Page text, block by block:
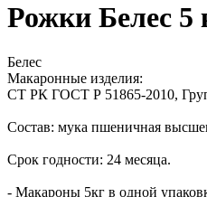
Рожки Белес 5
Белес
Макаронные изделия:
СТ РК ГОСТ Р 51865-2010,
Состав: мука пшеничная
Срок годности: 24 месяца.
- Макароны 5кг в одной